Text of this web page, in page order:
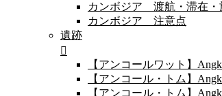
カンボジア 渡航・滞在・
カンボジア 注意点
遺跡
【アンコールワット】
【アンコール・トム】
【アンコール・トム】